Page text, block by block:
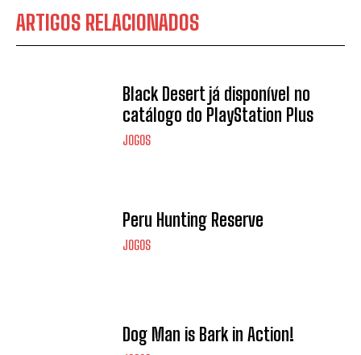
ARTIGOS RELACIONADOS
Black Desert já disponível no
catálogo do PlayStation Plus
JOGOS
Peru Hunting Reserve
JOGOS
Dog Man is Bark in Action!